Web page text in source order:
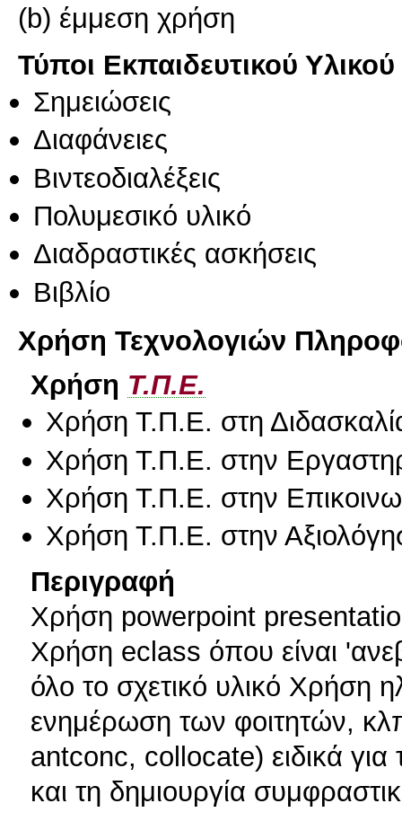
(b) έμμεση χρήση
Τύποι Εκπαιδευτικού Υλικού
Σημειώσεις
Διαφάνειες
Βιντεοδιαλέξεις
Πολυμεσικό υλικό
Διαδραστικές ασκήσεις
Βιβλίο
Χρήση Τεχνολογιών
Χρήση Τ.Π.Ε.
Χρήση Τ.Π.Ε. στη
Χρήση Τ.Π.Ε. στην
Χρήση Τ.Π.Ε. στην
Χρήση Τ.Π.Ε. στην
Περιγραφή
Χρήση powerpoint
Χρήση eclass όπου είναι
όλο το σχετικό υλικό Χρήση
ενημέρωση των φοιτητών,
antconc, collocate) ειδικά
και τη δημιουργία